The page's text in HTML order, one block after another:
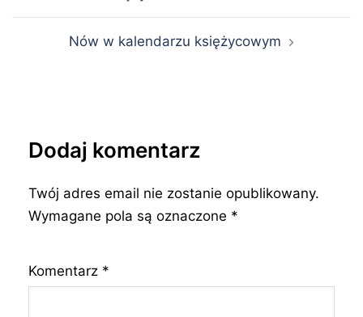
Nów w kalendarzu księżycowym
Dodaj komentarz
Twój adres email nie zostanie opublikowany.
Wymagane pola są oznaczone *
Komentarz *